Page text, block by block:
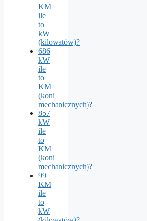
KM
ile
to
kW
(kilowatów)?
686
kW
ile
to
KM
(koni
mechanicznych)?
857
kW
ile
to
KM
(koni
mechanicznych)?
99
KM
ile
to
kW